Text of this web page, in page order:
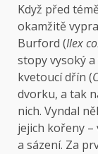
Když před
okamžitě
Burford (Ilex
stopy vysoký
kvetoucí dřín (
dvorku, a tak
nich. Vyndal
jejich kořeny –
a sázení. Za